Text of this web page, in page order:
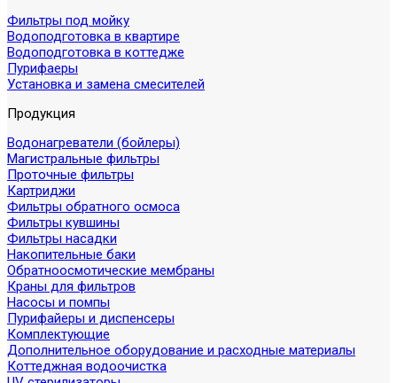
Фильтры под мойку
Водоподготовка в квартире
Водоподготовка в коттедже
Пурифаеры
Установка и замена смесителей
Продукция
Водонагреватели (бойлеры)
Магистральные фильтры
Проточные фильтры
Картриджи
Фильтры обратного осмоса
Фильтры кувшины
Фильтры насадки
Накопительные баки
Обратноосмотические мембраны
Краны для фильтров
Насосы и помпы
Пурифайеры и диспенсеры
Комплектующие
Дополнительное оборудование и расходные материалы
Коттеджная водоочистка